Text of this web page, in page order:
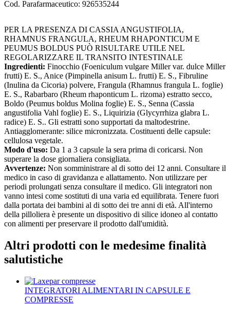
Cod. Parafarmaceutico: 926535244
PER LA PRESENZA DI CASSIA ANGUSTIFOLIA,
RHAMNUS FRANGULA, RHEUM RHAPONTICUM E
PEUMUS BOLDUS PUÒ RISULTARE UTILE NEL
REGOLARIZZARE IL TRANSITO INTESTINALE
Ingredienti: Finocchio (Foeniculum vulgare Miller var. dulce Miller
frutti) E. S., Anice (Pimpinella anisum L. frutti) E. S., Fibruline
(Inulina da Cicoria) polvere, Frangula (Rhamnus frangula L. foglie)
E. S., Rabarbaro (Rheum rhaponticum L. rizoma) estratto secco,
Boldo (Peumus boldus Molina foglie) E. S., Senna (Cassia
angustifolia Vahl foglie) E. S., Liquirizia (Glycyrrhiza glabra L.
radice) E. S.. Gli estratti sono supportati da maltodestrine.
Antiagglomerante: silice micronizzata. Costituenti delle capsule:
cellulosa vegetale.
Modo d'uso: Da 1 a 3 capsule la sera prima di coricarsi. Non
superare la dose giornaliera consigliata.
Avvertenze: Non somministrare al di sotto dei 12 anni. Consultare il
medico in caso di gravidanza e allattamento. Non utilizzare per
periodi prolungati senza consultare il medico. Gli integratori non
vanno intesi come sostituti di una varia ed equilibrata. Tenere fuori
dalla portata dei bambini al di sotto dei tre anni di età. All'interno
della pilloliera è presente un dispositivo di silice idoneo al contatto
con alimenti per preservare il prodotto dall'umidità.
Altri prodotti con le medesime finalità
salutistiche
INTEGRATORI ALIMENTARI IN CAPSULE E
COMPRESSE